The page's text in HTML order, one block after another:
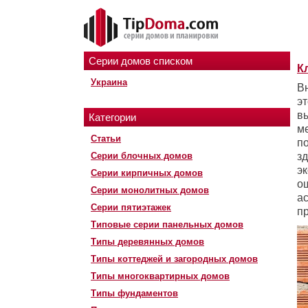
Серии домов списком
Украина
Категории
Статьи
Серии блочных домов
Серии кирпичных домов
Серии монолитных домов
Серии пятиэтажек
Типовые серии панельных домов
Типы деревянных домов
Типы коттеджей и загородных домов
Типы многоквартирных домов
Типы фундаментов